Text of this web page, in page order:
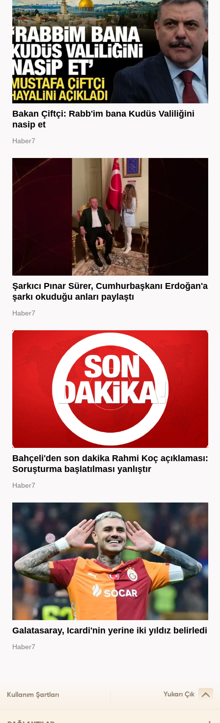
Bakan Çiftçi: Rabb'im bana Kudüs Valiliğini
nasip et
Haber7
Şarkıcı Pınar Sürer, Cumhurbaşkanı Erdoğan'a
şarkı okuduğu anları paylaştı
Haber7
Bahçeli'den son dakika Rahmi Koç açıklaması:
Soruşturma başlatılması yanlıştır
Haber7
Galatasaray, Icardi'nin yerine iki yıldız belirledi
Haber7
Kullanım Şartları Yukarı Çık